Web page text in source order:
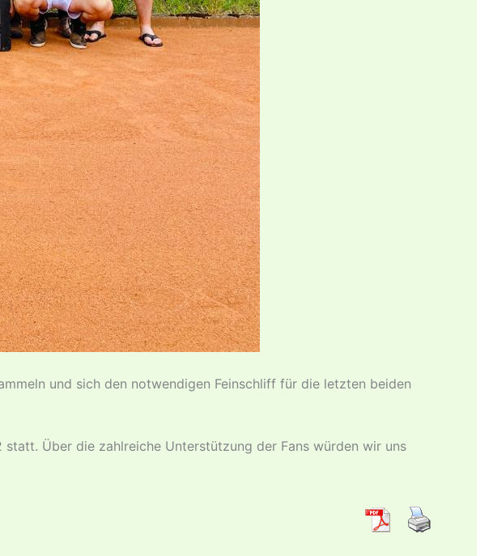
und sich den notwendigen Feinschliff für die letzten beiden
Über die zahlreiche Unterstützung der Fans würden wir uns